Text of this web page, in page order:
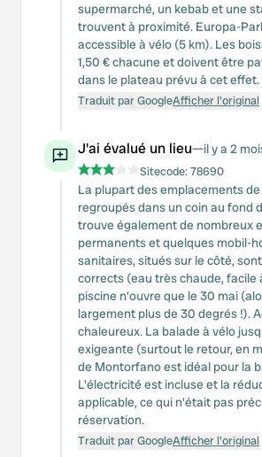
supermarché, un kebab et une
trouvent à proximité. Europa-
accessible à vélo (5 km). Les
1,50 € chacune et doivent être
dans le plateau prévu à cet effet.
Traduit par GoogleAfficher l'original
J'ai évalué un lieu—il y a 2
Sitecode:78690
La plupart des emplacements
regroupés dans un coin au fond
trouve également de nombreux
permanents et quelques mobil-
sanitaires, situés sur le côté,
corrects (eau très chaude, facile
piscine n'ouvre que le 30 mai
largement plus de 30 degrés !).
chaleureux. La balade à vélo
exigeante (surtout le retour, en
de Montorfano est idéal pour la
L'électricité est incluse et la
applicable, ce qui n'était pas
réservation.
Traduit par GoogleAfficher l'original